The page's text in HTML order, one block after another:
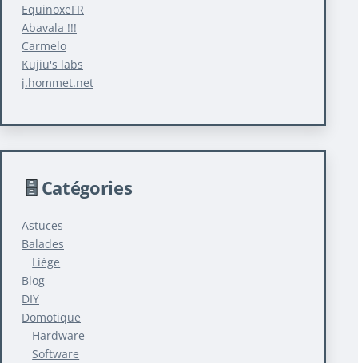
EquinoxeFR
Abavala !!!
Carmelo
Kujiu's labs
j.hommet.net
Catégories
Astuces
Balades
Liège
Blog
DIY
Domotique
Hardware
Software